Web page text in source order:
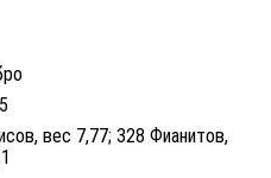
вес 7,77; 328 Фианитов,